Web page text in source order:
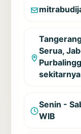
Serua,
sekitarnya
Senin -
WIB